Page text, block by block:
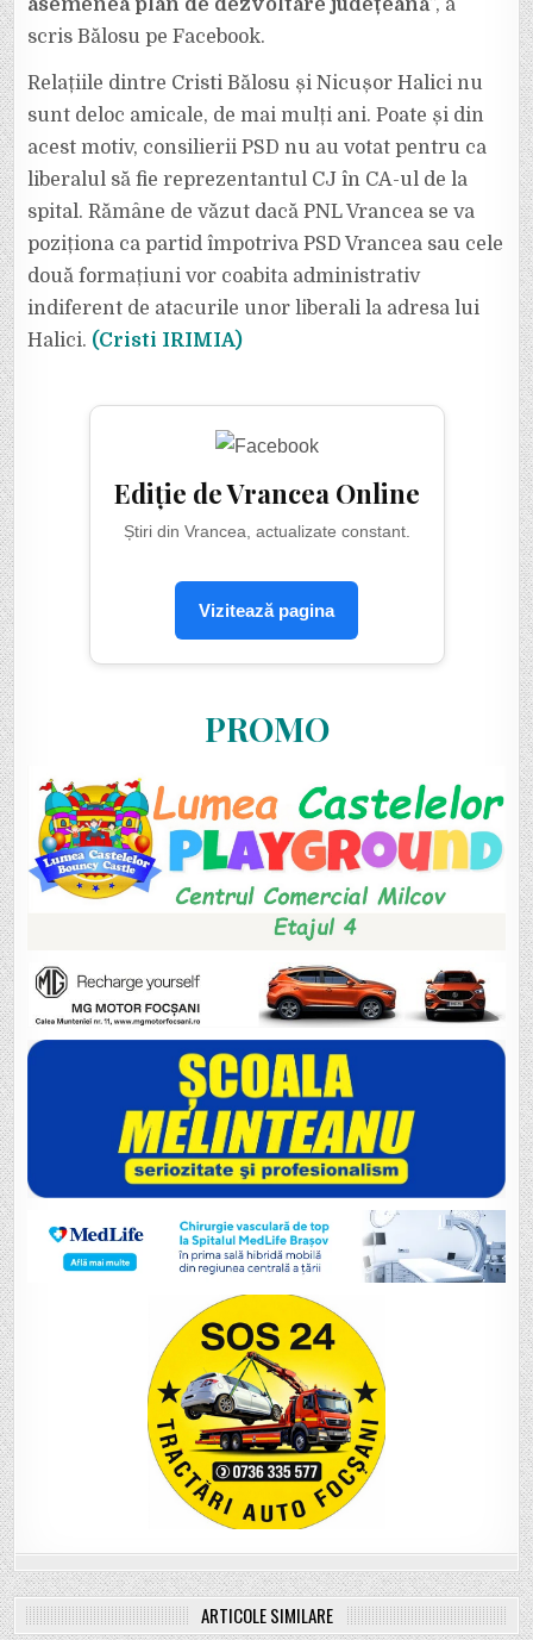
asemenea plan de dezvoltare județeană”, a
scris Bălosu pe Facebook.
Relațiile dintre Cristi Bălosu și Nicușor Halici nu
sunt deloc amicale, de mai mulți ani. Poate și din
acest motiv, consilierii PSD nu au votat pentru ca
liberalul să fie reprezentantul CJ în CA-ul de la
spital. Rămâne de văzut dacă PNL Vrancea se va
poziționa ca partid împotriva PSD Vrancea sau cele
două formațiuni vor coabita administrativ
indiferent de atacurile unor liberali la adresa lui
Halici. (Cristi IRIMIA)
Ediție de Vrancea Online
Știri din Vrancea, actualizate constant.
Vizitează pagina
PROMO
ARTICOLE SIMILARE